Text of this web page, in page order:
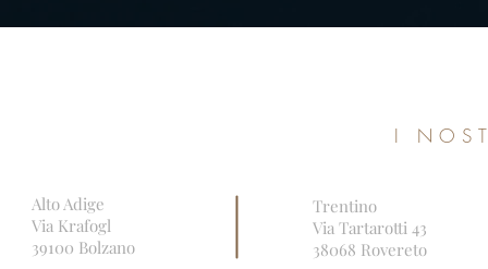
I
Alto Adige
Via Krafogl
39100 Bolzano
Trentino
Via Tartarotti 43
38068 Rovereto